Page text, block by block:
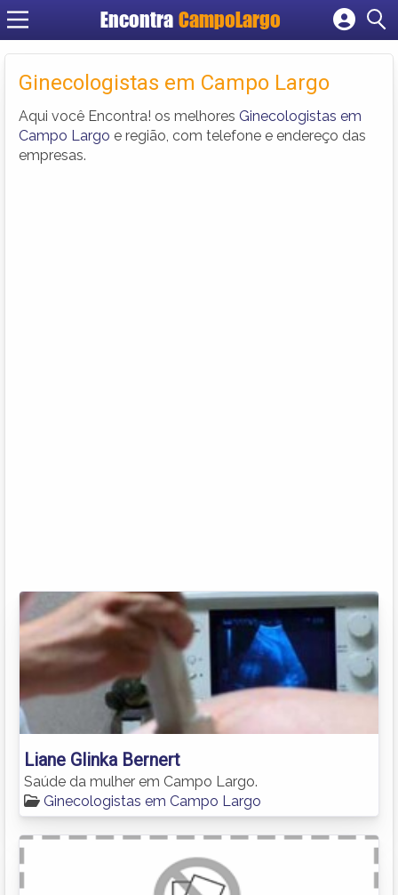
Encontra CampoLargo
Cadastrar empresa
Criar conta
Ginecologistas em Campo Largo
Aqui você Encontra! os melhores Ginecologistas em
Campo Largo e região, com telefone e endereço das
empresas.
Liane Glinka Bernert
Saúde da mulher em Campo Largo.
Ginecologistas em Campo Largo